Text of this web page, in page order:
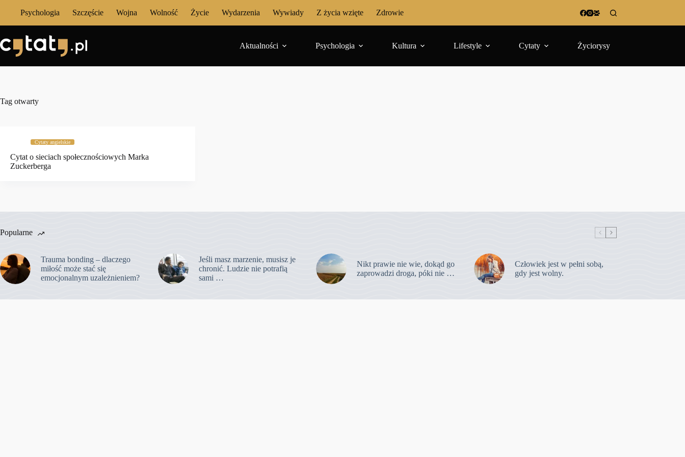
Psychologia Szczęście Wojna Wolność Życie Wydarzenia Wywiady Z życia wzięte Zdrowie
Aktualności Psychologia Kultura Lifestyle Cytaty Życiorysy
Tag otwarty
Cytaty angielskie
Cytat o sieciach społecznościowych Marka
Zuckerberga
Popularne
Trauma bonding – dlaczego
miłość może stać się
emocjonalnym uzależnieniem?
Jeśli masz marzenie, musisz je
chronić. Ludzie nie potrafią
sami …
Nikt prawie nie wie, dokąd go
zaprowadzi droga, póki nie …
Człowiek jest w pełni sobą,
gdy jest wolny.